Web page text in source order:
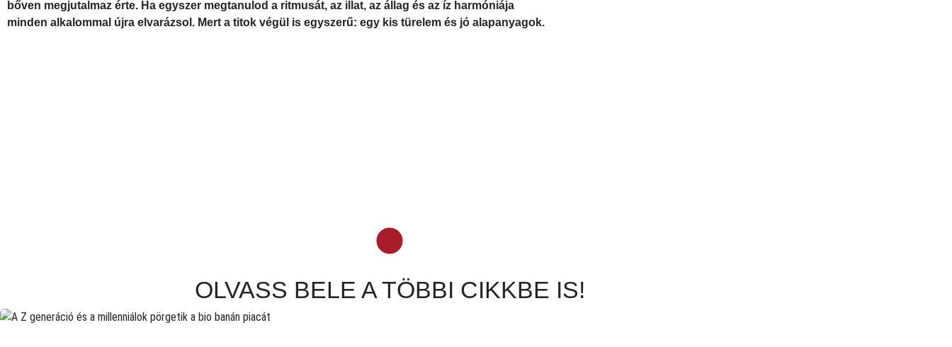
bőven megjutalmaz érte. Ha egyszer megtanulod a ritmusát, az illat, az állag és az íz harmóniája
minden alkalommal újra elvarázsol. Mert a titok végül is egyszerű: egy kis türelem és jó alapanyagok.
OLVASS BELE A TÖBBI CIKKBE IS!